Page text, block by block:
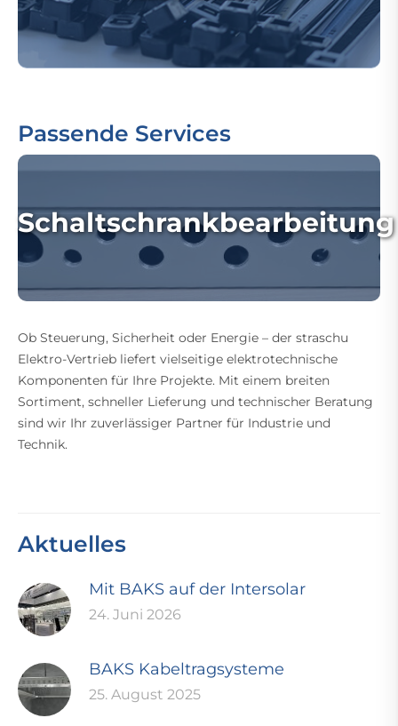
Passende Services
Schaltschrankbearbeitung
Ob Steuerung, Sicherheit oder Energie – der straschu
Elektro-Vertrieb liefert vielseitige elektrotechnische
Komponenten für Ihre Projekte. Mit einem breiten
Sortiment, schneller Lieferung und technischer Beratung
sind wir Ihr zuverlässiger Partner für Industrie und
Technik.
Aktuelles
Mit BAKS auf der Intersolar
24. Juni 2026
BAKS Kabeltragsysteme
25. August 2025